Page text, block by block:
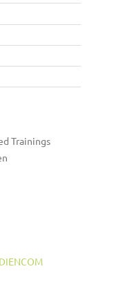
Trainings